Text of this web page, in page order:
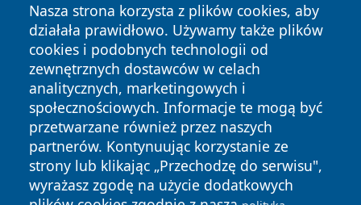
Nasza strona korzysta z plików cookies, aby
działała prawidłowo. Używamy także plików
cookies i podobnych technologii od
zewnętrznych dostawców w celach
analitycznych, marketingowych i
społecznościowych. Informacje te mogą być
przetwarzane również przez naszych
partnerów. Kontynuując korzystanie ze
strony lub klikając „Przechodzę do serwisu",
wyrażasz zgodę na użycie dodatkowych
Copyright © 2026 wrotachorzowa.pl Wszystkie prawa
zastrzeżone.
News Autorzy
Polityka
Prywatności
Polityka
Cookies